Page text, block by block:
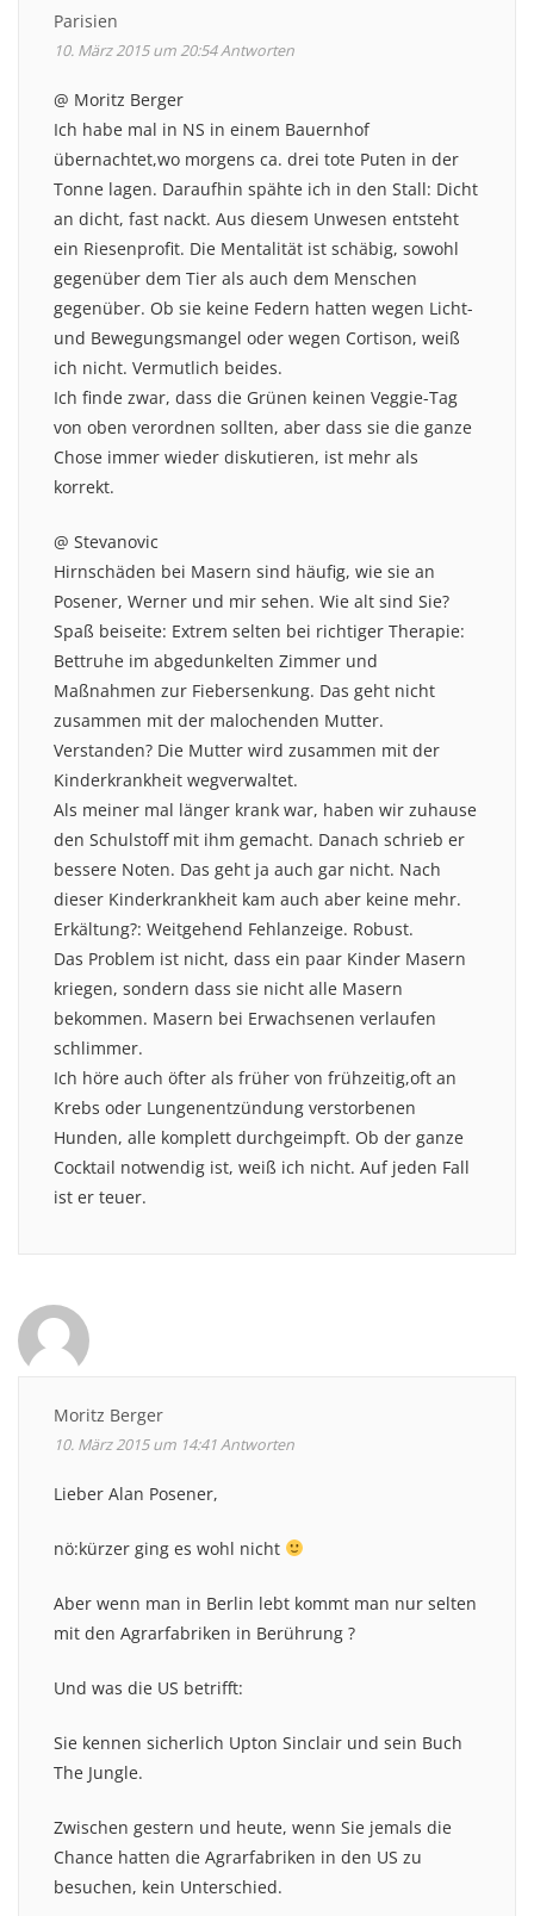
Parisien
10. März 2015 um 20:54Antworten
@ Moritz Berger
Ich habe mal in NS in einem Bauernhof
übernachtet,wo morgens ca. drei tote Puten in der
Tonne lagen. Daraufhin spähte ich in den Stall: Dicht
an dicht, fast nackt. Aus diesem Unwesen entsteht
ein Riesenprofit. Die Mentalität ist schäbig, sowohl
gegenüber dem Tier als auch dem Menschen
gegenüber. Ob sie keine Federn hatten wegen Licht-
und Bewegungsmangel oder wegen Cortison, weiß
ich nicht. Vermutlich beides.
Ich finde zwar, dass die Grünen keinen Veggie-Tag
von oben verordnen sollten, aber dass sie die ganze
Chose immer wieder diskutieren, ist mehr als
korrekt.
@ Stevanovic
Hirnschäden bei Masern sind häufig, wie sie an
Posener, Werner und mir sehen. Wie alt sind Sie?
Spaß beiseite: Extrem selten bei richtiger Therapie:
Bettruhe im abgedunkelten Zimmer und
Maßnahmen zur Fiebersenkung. Das geht nicht
zusammen mit der malochenden Mutter.
Verstanden? Die Mutter wird zusammen mit der
Kinderkrankheit wegverwaltet.
Als meiner mal länger krank war, haben wir zuhause
den Schulstoff mit ihm gemacht. Danach schrieb er
bessere Noten. Das geht ja auch gar nicht. Nach
dieser Kinderkrankheit kam auch aber keine mehr.
Erkältung?: Weitgehend Fehlanzeige. Robust.
Das Problem ist nicht, dass ein paar Kinder Masern
kriegen, sondern dass sie nicht alle Masern
bekommen. Masern bei Erwachsenen verlaufen
schlimmer.
Ich höre auch öfter als früher von frühzeitig,oft an
Krebs oder Lungenentzündung verstorbenen
Hunden, alle komplett durchgeimpft. Ob der ganze
Cocktail notwendig ist, weiß ich nicht. Auf jeden Fall
ist er teuer.
Moritz Berger
10. März 2015 um 14:41Antworten
Lieber Alan Posener,
nö:kürzer ging es wohl nicht
Aber wenn man in Berlin lebt kommt man nur selten
mit den Agrarfabriken in Berührung ?
Und was die US betrifft:
Sie kennen sicherlich Upton Sinclair und sein Buch
The Jungle.
Zwischen gestern und heute, wenn Sie jemals die
Chance hatten die Agrarfabriken in den US zu
besuchen, kein Unterschied.